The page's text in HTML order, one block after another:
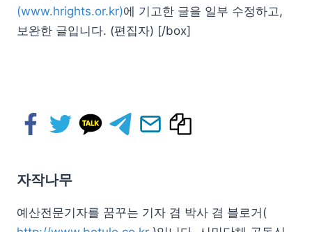
(www.hrights.or.kr)에 기고한 글을 일부 수정하고,
보완한 글입니다. (편집자) [/box]
자작나무
예산전문기자를 꿈꾸는 기자 겸 박사 겸 블로거(